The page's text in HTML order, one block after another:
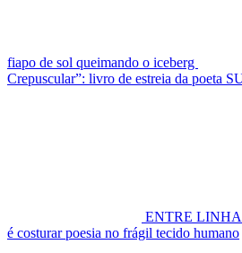
fiapo de sol queimando o iceberg
Crepuscular”: livro de estreia da poeta
ENTRE
é costurar poesia no frágil tecido humano